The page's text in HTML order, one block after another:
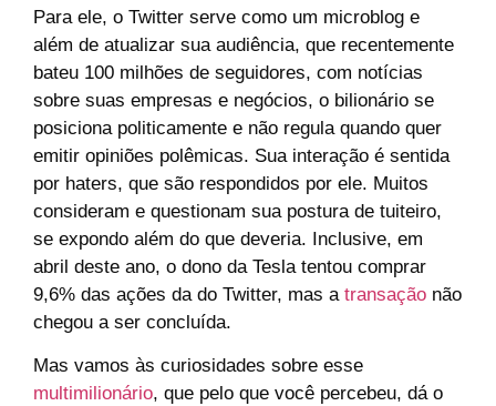
Para ele, o Twitter serve como um microblog e
além de atualizar sua audiência, que recentemente
bateu 100 milhões de seguidores, com notícias
sobre suas empresas e negócios, o bilionário se
posiciona politicamente e não regula quando quer
emitir opiniões polêmicas. Sua interação é sentida
por haters, que são respondidos por ele. Muitos
consideram e questionam sua postura de tuiteiro,
se expondo além do que deveria. Inclusive, em
abril deste ano, o dono da Tesla tentou comprar
9,6% das ações da do Twitter, mas a transação não
chegou a ser concluída.
Mas vamos às curiosidades sobre esse
multimilionário, que pelo que você percebeu, dá o